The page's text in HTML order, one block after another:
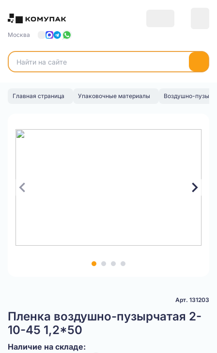
Москва
Главная страница Упаковочные материалы Воздушно-
Арт. 131203
Пленка воздушно-пузырчатая 2-
10-45 1,2*50
Наличие на складе: